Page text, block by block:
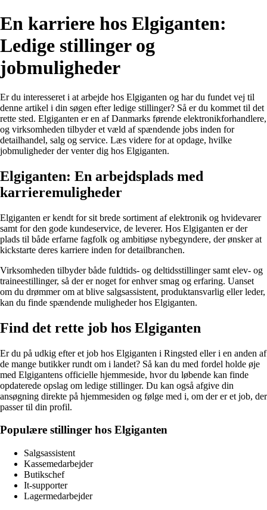
En karriere hos Elgiganten:
Ledige stillinger og
jobmuligheder
Er du interesseret i at arbejde hos Elgiganten og har du fundet vej til
denne artikel i din søgen efter ledige stillinger? Så er du kommet til det
rette sted. Elgiganten er en af Danmarks førende elektronikforhandlere,
og virksomheden tilbyder et væld af spændende jobs inden for
detailhandel, salg og service. Læs videre for at opdage, hvilke
jobmuligheder der venter dig hos Elgiganten.
Elgiganten: En arbejdsplads med
karrieremuligheder
Elgiganten er kendt for sit brede sortiment af elektronik og hvidevarer
samt for den gode kundeservice, de leverer. Hos Elgiganten er der
plads til både erfarne fagfolk og ambitiøse nybegyndere, der ønsker at
kickstarte deres karriere inden for detailbranchen.
Virksomheden tilbyder både fuldtids- og deltidsstillinger samt elev- og
traineestillinger, så der er noget for enhver smag og erfaring. Uanset
om du drømmer om at blive salgsassistent, produktansvarlig eller leder,
kan du finde spændende muligheder hos Elgiganten.
Find det rette job hos Elgiganten
Er du på udkig efter et job hos Elgiganten i Ringsted eller i en anden af
de mange butikker rundt om i landet? Så kan du med fordel holde øje
med Elgigantens officielle hjemmeside, hvor du løbende kan finde
opdaterede opslag om ledige stillinger. Du kan også afgive din
ansøgning direkte på hjemmesiden og følge med i, om der er et job, der
passer til din profil.
Populære stillinger hos Elgiganten
Salgsassistent
Kassemedarbejder
Butikschef
It-supporter
Lagermedarbejder